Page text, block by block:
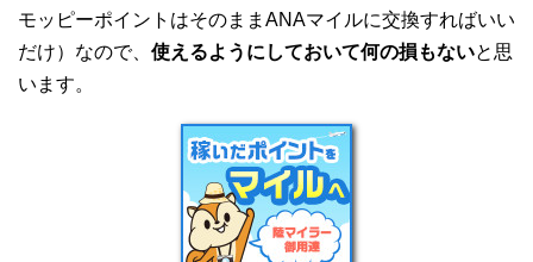
モッピーポイントはそのままANAマイルに交換すればいい
だけ）なので、 使えるようにしておいて何の損もないと思
います。